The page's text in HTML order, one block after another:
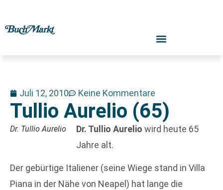
Juli 12, 2010 Keine Kommentare
Tullio Aurelio (65)
Dr. Tullio Aurelio Dr. Tullio Aurelio wird heute 65
Jahre alt.
Der gebürtige Italiener (seine Wiege stand in Villa
Piana in der Nähe von Neapel) hat lange die